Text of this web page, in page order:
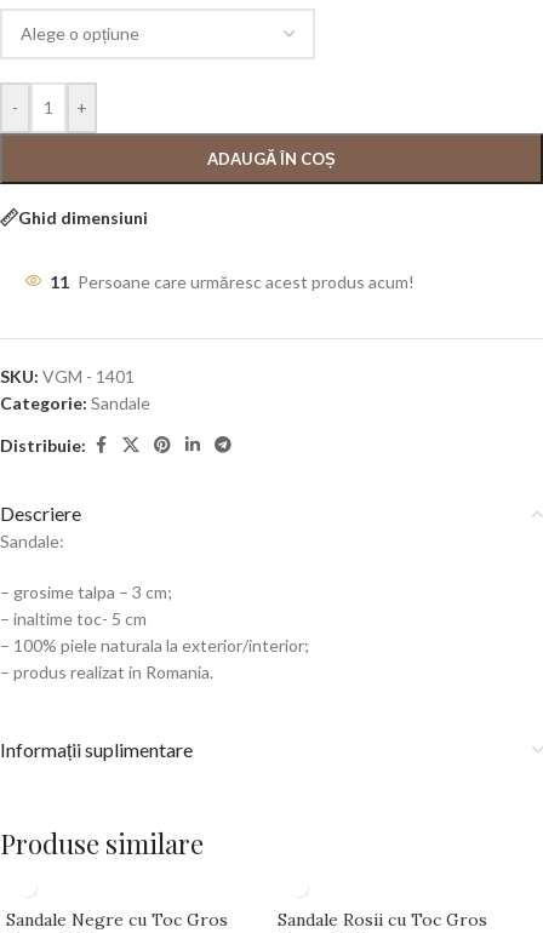
- +
ADAUGĂ ÎN COȘ
Ghid dimensiuni
11 Persoane care urmăresc acest produs acum!
SKU: VGM - 1401
Categorie: Sandale
Distribuie:
Descriere
Sandale:
– grosime talpa – 3 cm;
– inaltime toc- 5 cm
– 100% piele naturala la exterior/interior;
– produs realizat in Romania.
Informații suplimentare
Produse similare
Sandale Negre cu Toc Gros
Sandale Rosii cu Toc Gros